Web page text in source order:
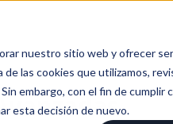
nuestro sitio web y ofrecer
las cookies que utilizamos,
embargo, con el fin de cumplir
esta decisión de nuevo.